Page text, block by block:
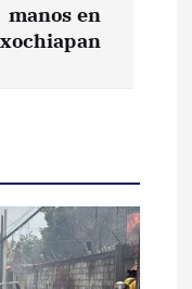
manos en